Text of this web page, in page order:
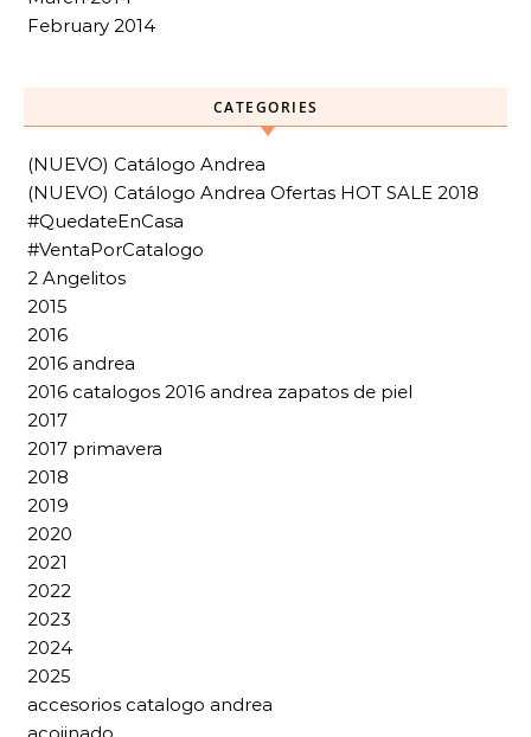
February 2014
CATEGORIES
(NUEVO) Catálogo Andrea
(NUEVO) Catálogo Andrea Ofertas HOT SALE 2018
#QuedateEnCasa
#VentaPorCatalogo
2 Angelitos
2015
2016
2016 andrea
2016 catalogos 2016 andrea zapatos de piel
2017
2017 primavera
2018
2019
2020
2021
2022
2023
2024
2025
accesorios catalogo andrea